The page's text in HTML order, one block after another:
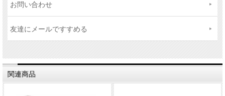
お問い合わせ
友達にメールですすめる
関連商品